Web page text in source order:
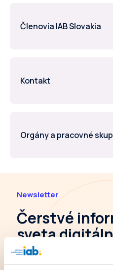
Členovia IAB Slovakia
Kontakt
Orgány a pracovné
Newsletter
Čerstvé
sveta